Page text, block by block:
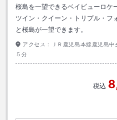
桜島を一望できるベイビューロケ
ツイン・クイーン・トリプル・フ
と桜島が一望できます。
アクセス：
ＪＲ鹿児島本線鹿児島
５分
税込